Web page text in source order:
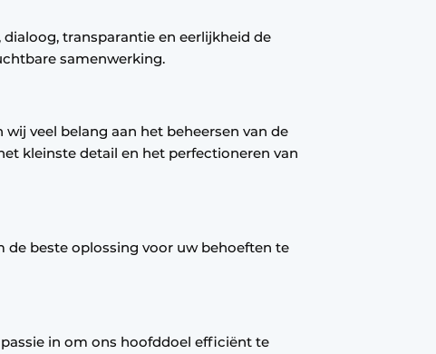
transparantie en eerlijkheid de
samenwerking.
veel belang aan het beheersen van de
kleinste detail en het perfectioneren van
de beste oplossing voor uw behoeften te
in om ons hoofddoel efficiënt te